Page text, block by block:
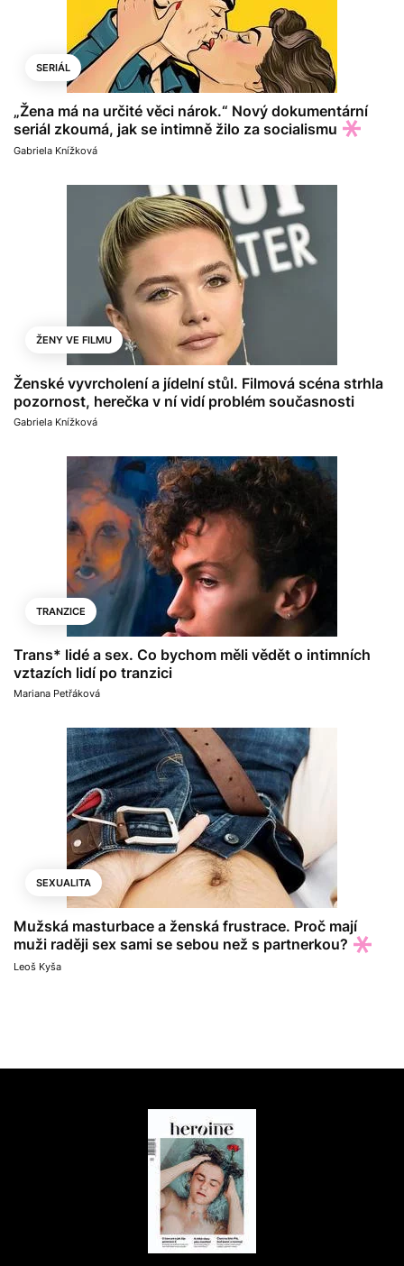
SERIÁL
„Žena má na určité věci nárok.“ Nový dokumentární
seriál zkoumá, jak se intimně žilo za socialismu
Gabriela Knížková
ŽENY VE FILMU
Ženské vyvrcholení a jídelní stůl. Filmová scéna strhla
pozornost, herečka v ní vidí problém současnosti
Gabriela Knížková
TRANZICE
Trans* lidé a sex. Co bychom měli vědět o intimních
vztazích lidí po tranzici
Mariana Petřáková
SEXUALITA
Mužská masturbace a ženská frustrace. Proč mají
muži raději sex sami se sebou než s partnerkou?
Leoš Kyša